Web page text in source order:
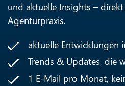
und aktuelle Insights –
Agenturpraxis.
aktuelle Entwicklungen
Trends & Updates, die
1 E-Mail pro Monat,